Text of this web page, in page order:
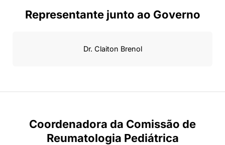
Representante junto ao Governo
Dr. Claiton Brenol
Coordenadora da Comissão de
Reumatologia Pediátrica